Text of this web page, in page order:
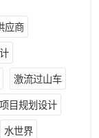
应商
激流过山车
目规划设计
水世界